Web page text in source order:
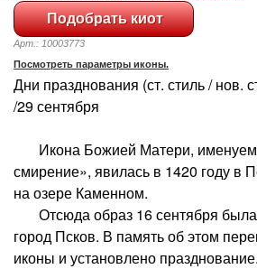
Арт.: 10003773
Посмотреть параметры иконы.
Дни празднования (ст. стиль / нов.
/29 сентября
Икона Божией Матери,
смирение», явилась в 1420 году в
на озере Каменном.
Отсюда образ 16 сентября была
город Псков. В память об этом
иконы и установлено празднование.